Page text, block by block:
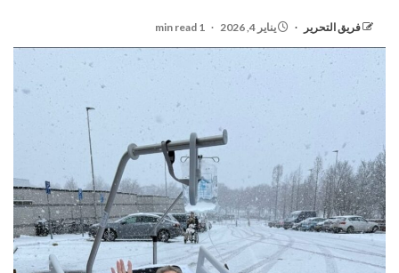
فريق التحرير يناير 4, 2026 1 min read